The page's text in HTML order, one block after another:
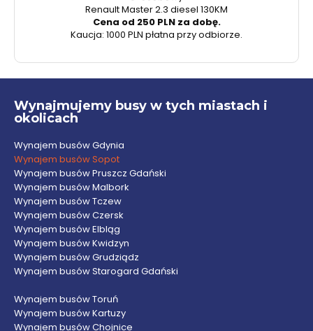
Renault Master 2.3 diesel 130KM
Cena od 250 PLN za dobę.
Kaucja: 1000 PLN płatna przy odbiorze.
Wynajmujemy busy w tych miastach i
okolicach
Wynajem busów Gdynia
Wynajem busów Sopot
Wynajem busów Pruszcz Gdański
Wynajem busów Malbork
Wynajem busów Tczew
Wynajem busów Czersk
Wynajem busów Elbląg
Wynajem busów Kwidzyn
Wynajem busów Grudziądz
Wynajem busów Starogard Gdański
Wynajem busów Toruń
Wynajem busów Kartuzy
Wynajem busów Chojnice